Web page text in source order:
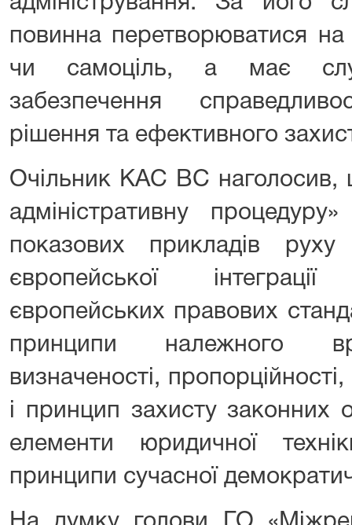
повинна перетворюватися
чи самоціль, а має
забезпечення
рішення та ефективного
Очільник КАС ВС наголосив,
адміністративну
показових прикладів
європейської
європейських правових
принципи належного
визначеності,
і принцип захисту законних
елементи юридичної
принципи сучасної